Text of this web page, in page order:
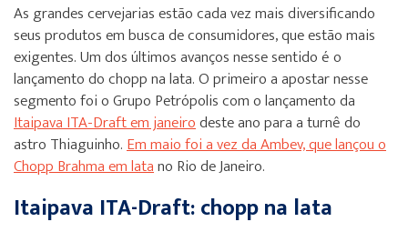
As grandes cervejarias estão cada vez mais diversificando
seus produtos em busca de consumidores, que estão mais
exigentes. Um dos últimos avanços nesse sentido é o
lançamento do chopp na lata. O primeiro a apostar nesse
segmento foi o Grupo Petrópolis com o lançamento da
Itaipava ITA-Draft em janeirodeste ano para a turnê do
astro Thiaguinho.Em maio foi a vez da Ambev, que lançou o
Chopp Brahma em latano Rio de Janeiro.
Itaipava ITA-Draft: chopp na lata